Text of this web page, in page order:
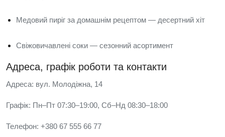
Медовий пиріг за домашнім рецептом — десертний хіт
Свіжовичавлені соки — сезонний асортимент
Адреса, графік роботи та контакти
Адреса: вул. Молодіжна, 14
Графік: Пн–Пт 07:30–19:00, Сб–Нд 08:30–18:00
Телефон: +380 67 555 66 77